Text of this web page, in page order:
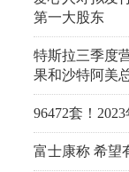
第一大股东
特斯拉三季度
果和沙特阿美
96472套！
富士康称 希望